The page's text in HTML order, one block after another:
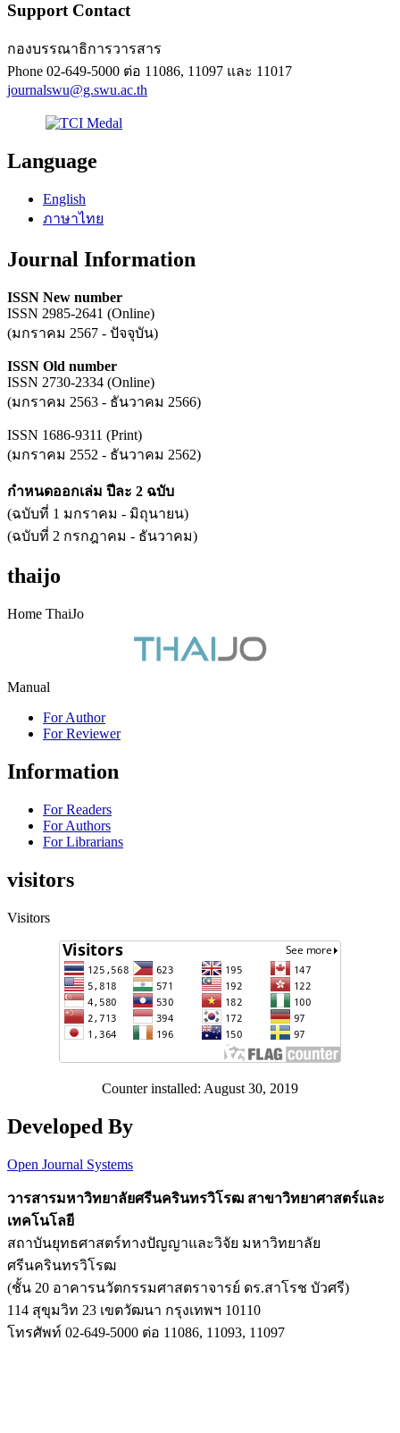
Support Contact
กองบรรณาธิการวารสาร
Phone 02-649-5000 ต่อ 11086, 11097 และ 11017
journalswu@g.swu.ac.th
Language
English
ภาษาไทย
Journal Information
ISSN New number
ISSN 2985-2641 (Online)
(มกราคม 2567 - ปัจจุบัน)
ISSN Old number
ISSN 2730-2334 (Online)
(มกราคม 2563 - ธันวาคม 2566)
ISSN 1686-9311 (Print)
(มกราคม 2552 - ธันวาคม 2562)
กำหนดออกเล่ม ปีละ 2 ฉบับ
(ฉบับที่ 1 มกราคม - มิถุนายน)
(ฉบับที่ 2 กรกฎาคม - ธันวาคม)
thaijo
Home ThaiJo
Manual
For Author
For Reviewer
Information
For Readers
For Authors
For Librarians
visitors
Visitors
Counter installed: August 30, 2019
Developed By
Open Journal Systems
วารสารมหาวิทยาลัยศรีนครินทรวิโรฒ สาขาวิทยาศาสตร์และ
เทคโนโลยี
สถาบันยุทธศาสตร์ทางปัญญาและวิจัย มหาวิทยาลัย
ศรีนครินทรวิโรฒ
(ชั้น 20 อาคารนวัตกรรมศาสตราจารย์ ดร.สาโรช บัวศรี)
114 สุขุมวิท 23 เขตวัฒนา กรุงเทพฯ 10110
โทรศัพท์ 02-649-5000 ต่อ 11086, 11093, 11097